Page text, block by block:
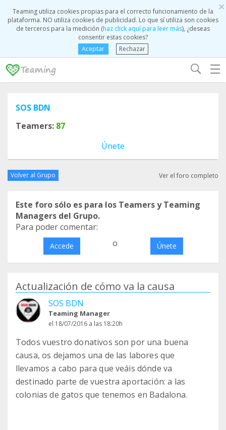
×
Teaming utiliza cookies propias para el correcto funcionamiento de la
plataforma. NO utiliza cookies de publicidad. Lo que sí utiliza son cookies
de terceros para la medición (haz click aquí para leer más), ¿deseas
consentir estas cookies?
Aceptar
Rechazar
☰
SOS BDN
Teamers: 87
Únete
Volver al Grupo Ver el foro completo
Este foro sólo es para los Teamers y Teaming
Managers del Grupo.
Para poder comentar:
Accede o Únete
Actualización de cómo va la causa
SOS BDN
Teaming Manager
el 18/07/2016 a las 18:20h
Todos vuestro donativos son por una buena
causa, os dejamos una de las labores que
llevamos a cabo para que veáis dónde va
destinado parte de vuestra aportación: a las
colonias de gatos que tenemos en Badalona.